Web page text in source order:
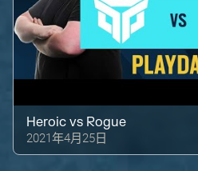
Heroic vs Rogue
2021年4月25日